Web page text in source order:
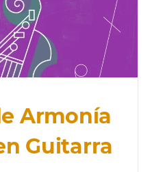
Armonía
Guitarra